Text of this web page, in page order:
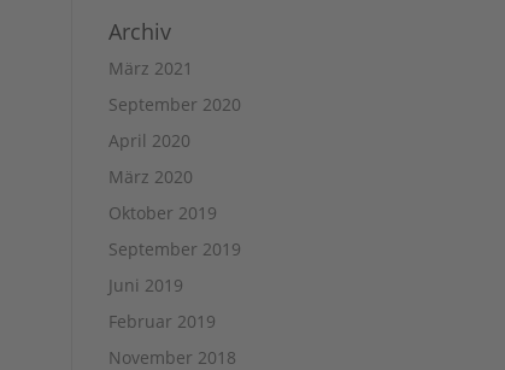
Archiv
März 2021
September 2020
April 2020
März 2020
Oktober 2019
September 2019
Juni 2019
Februar 2019
November 2018